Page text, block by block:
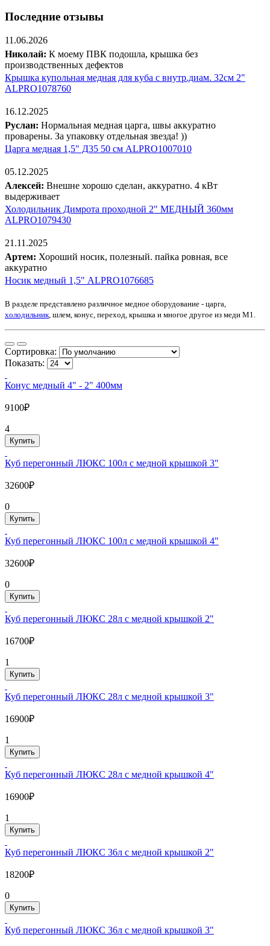
Последние отзывы
11.06.2026
Николай: К моему ПВК подошла, крышка без
производственных дефектов
Крышка купольная медная для куба с внутр.диам. 32см 2"
ALPRO1078760
16.12.2025
Руслан: Нормальная медная царга, швы аккуратно
проварены. За упаковку отдельная звезда! ))
Царга медная 1,5" Д35 50 см ALPRO1007010
05.12.2025
Алексей: Внешне хорошо сделан, аккуратно. 4 кВт
выдерживает
Холодильник Димрота проходной 2" МЕДНЫЙ 360мм
ALPRO1079430
21.11.2025
Артем: Хороший носик, полезный. пайка ровная, все
аккуратно
Носик медный 1,5" ALPRO1076685
В разделе представлено различное медное оборудование - царга,
холодильник , шлем, конус, переход, крышка и многое другое из меди М1.
Сортировка:
Показать:
Конус медный 4" - 2" 400мм
9100₽
4
Купить
Куб перегонный ЛЮКС 100л с медной крышкой 3"
32600₽
0
Купить
Куб перегонный ЛЮКС 100л с медной крышкой 4"
32600₽
0
Купить
Куб перегонный ЛЮКС 28л с медной крышкой 2"
16700₽
1
Купить
Куб перегонный ЛЮКС 28л с медной крышкой 3"
16900₽
1
Купить
Куб перегонный ЛЮКС 28л с медной крышкой 4"
16900₽
1
Купить
Куб перегонный ЛЮКС 36л с медной крышкой 2"
18200₽
0
Купить
Куб перегонный ЛЮКС 36л с медной крышкой 3"